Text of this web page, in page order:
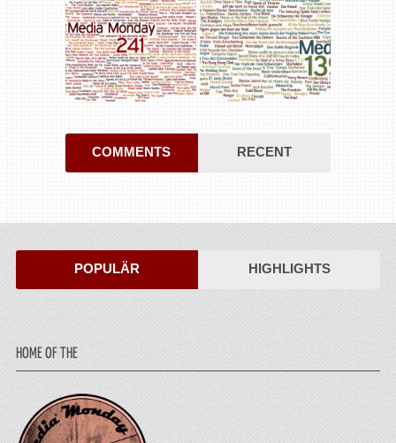
COMMENTS RECENT
POPULÄR HIGHLIGHTS
HOME OF THE